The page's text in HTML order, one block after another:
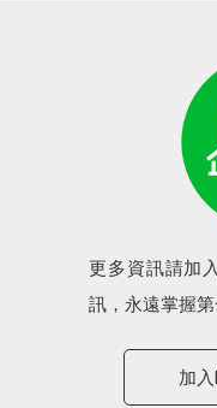
更多資訊請加
訊，永遠掌握第
加